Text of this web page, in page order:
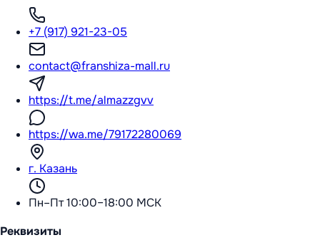
+7 (917) 921-23-05
contact@franshiza-mall.ru
https://t.me/almazzgvv
https://wa.me/79172280069
г. Казань
Пн–Пт 10:00–18:00 МСК
Реквизиты